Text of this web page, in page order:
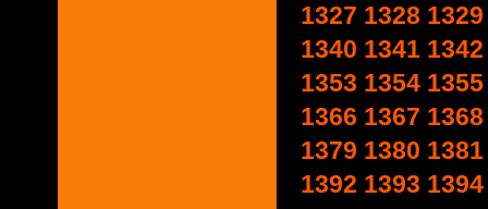
1327 1328 1329
1340 1341 1342
1353 1354 1355
1366 1367 1368
1379 1380 1381
1392 1393 1394